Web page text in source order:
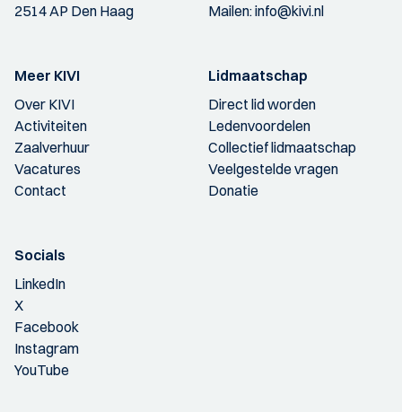
2514 AP Den Haag
Mailen:info@kivi.nl
Meer KIVI
Over KIVI
Activiteiten
Zaalverhuur
Vacatures
Contact
Lidmaatschap
Direct lid worden
Ledenvoordelen
Collectief lidmaatschap
Veelgestelde vragen
Donatie
Socials
LinkedIn
X
Facebook
Instagram
YouTube